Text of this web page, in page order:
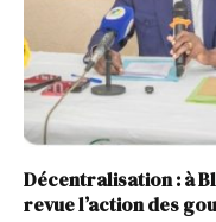
Décentralisation : à
revue l’action des